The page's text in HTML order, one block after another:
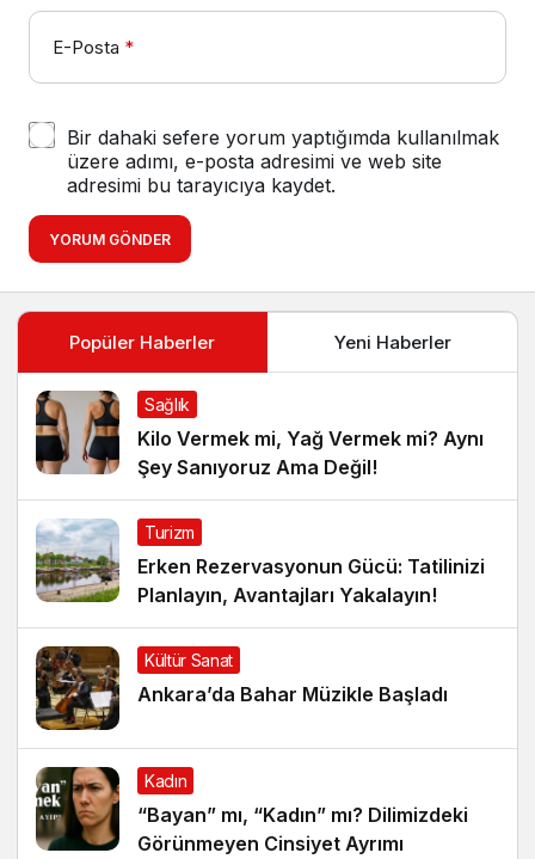
E-Posta *
Bir dahaki sefere yorum yaptığımda kullanılmak
üzere adımı, e-posta adresimi ve web site
adresimi bu tarayıcıya kaydet.
YORUM GÖNDER
Popüler Haberler Yeni Haberler
Sağlık
Kilo Vermek mi, Yağ Vermek mi? Aynı
Şey Sanıyoruz Ama Değil!
Turizm
Erken Rezervasyonun Gücü: Tatilinizi
Planlayın, Avantajları Yakalayın!
Kültür Sanat
Ankara’da Bahar Müzikle Başladı
Kadın
“Bayan” mı, “Kadın” mı? Dilimizdeki
Görünmeyen Cinsiyet Ayrımı